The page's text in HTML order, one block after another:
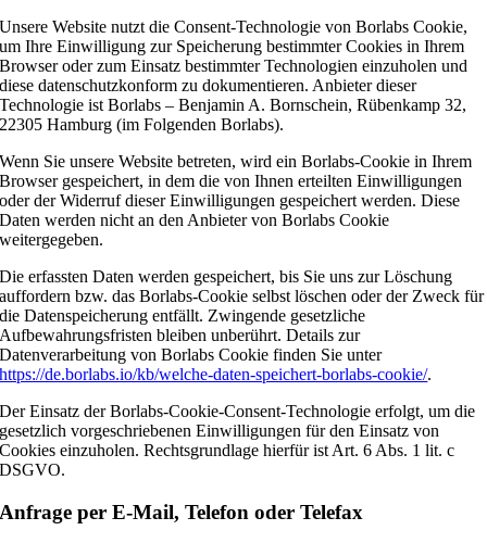
Unsere Website nutzt die Consent-Technologie von Borlabs Cookie,
um Ihre Einwilligung zur Speicherung bestimmter Cookies in Ihrem
Browser oder zum Einsatz bestimmter Technologien einzuholen und
diese datenschutzkonform zu dokumentieren. Anbieter dieser
Technologie ist Borlabs – Benjamin A. Bornschein, Rübenkamp 32,
22305 Hamburg (im Folgenden Borlabs).
Wenn Sie unsere Website betreten, wird ein Borlabs-Cookie in Ihrem
Browser gespeichert, in dem die von Ihnen erteilten Einwilligungen
oder der Widerruf dieser Einwilligungen gespeichert werden. Diese
Daten werden nicht an den Anbieter von Borlabs Cookie
weitergegeben.
Die erfassten Daten werden gespeichert, bis Sie uns zur Löschung
auffordern bzw. das Borlabs-Cookie selbst löschen oder der Zweck für
die Datenspeicherung entfällt. Zwingende gesetzliche
Aufbewahrungsfristen bleiben unberührt. Details zur
Datenverarbeitung von Borlabs Cookie finden Sie unter
https://de.borlabs.io/kb/welche-daten-speichert-borlabs-cookie/.
Der Einsatz der Borlabs-Cookie-Consent-Technologie erfolgt, um die
gesetzlich vorgeschriebenen Einwilligungen für den Einsatz von
Cookies einzuholen. Rechtsgrundlage hierfür ist Art. 6 Abs. 1 lit. c
DSGVO.
Anfrage per E-Mail, Telefon oder Telefax